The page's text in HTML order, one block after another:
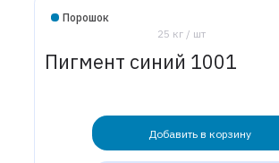
Порошок
25 кг / шт
Пигмент синий 1001
Добавить в корзину